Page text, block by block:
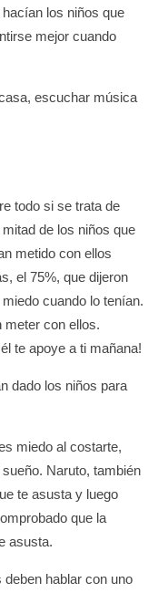
los niños que
mejor cuando
escuchar música
todo si se trata de
de los niños que
metido con ellos
el 75%, que dijeron
cuando lo tenían.
meter con ellos.
te apoye a ti mañana!
dado los niños para
miedo al costarte,
Naruto, también
te asusta y luego
que la
asusta.
hablar con uno